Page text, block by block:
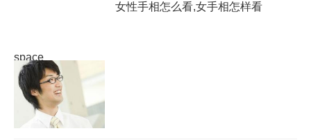
space
女性手相怎么看,女手相怎样看